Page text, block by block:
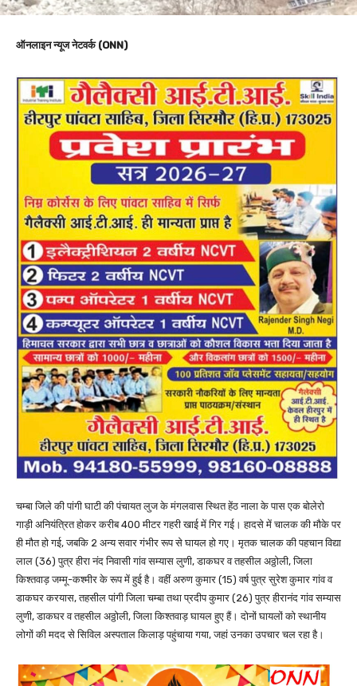
ऑनलाइन न्यूज नेटवर्क (ONN)
चम्बा जिले की पांगी घाटी की पंचायत लुज के मंगलवास स्थित हेंठ नाला के पास एक बोलेराे
गाड़ी अनियंत्रित होकर करीब 400 मीटर गहरी खाई में गिर गई। हादसे में चालक की मौके पर
ही मौत हो गई, जबकि 2 अन्य सवार गंभीर रूप से घायल हो गए। मृतक चालक की पहचान विद्या
लाल (36) पुत्र हीरा नंद निवासी गांव सम्यास लुणी, डाकघर व तहसील अठ्ठोली, जिला
किश्तवाड़ जम्मू-कश्मीर के रूप में हुई है। वहीं अरुण कुमार (15) वर्ष पुत्र सुरेश कुमार गांव व
डाकघर करयास, तहसील पांगी जिला चम्बा तथा प्रदीप कुमार (26) पुत्र हीरानंद गांव सम्यास
लुणी, डाकघर व तहसील अठ्ठोली, जिला किश्तवाड़ घायल हुए हैं। दोनों घायलों को स्थानीय
लोगों की मदद से सिविल अस्पताल किलाड़ पहुंचाया गया, जहां उनका उपचार चल रहा है।